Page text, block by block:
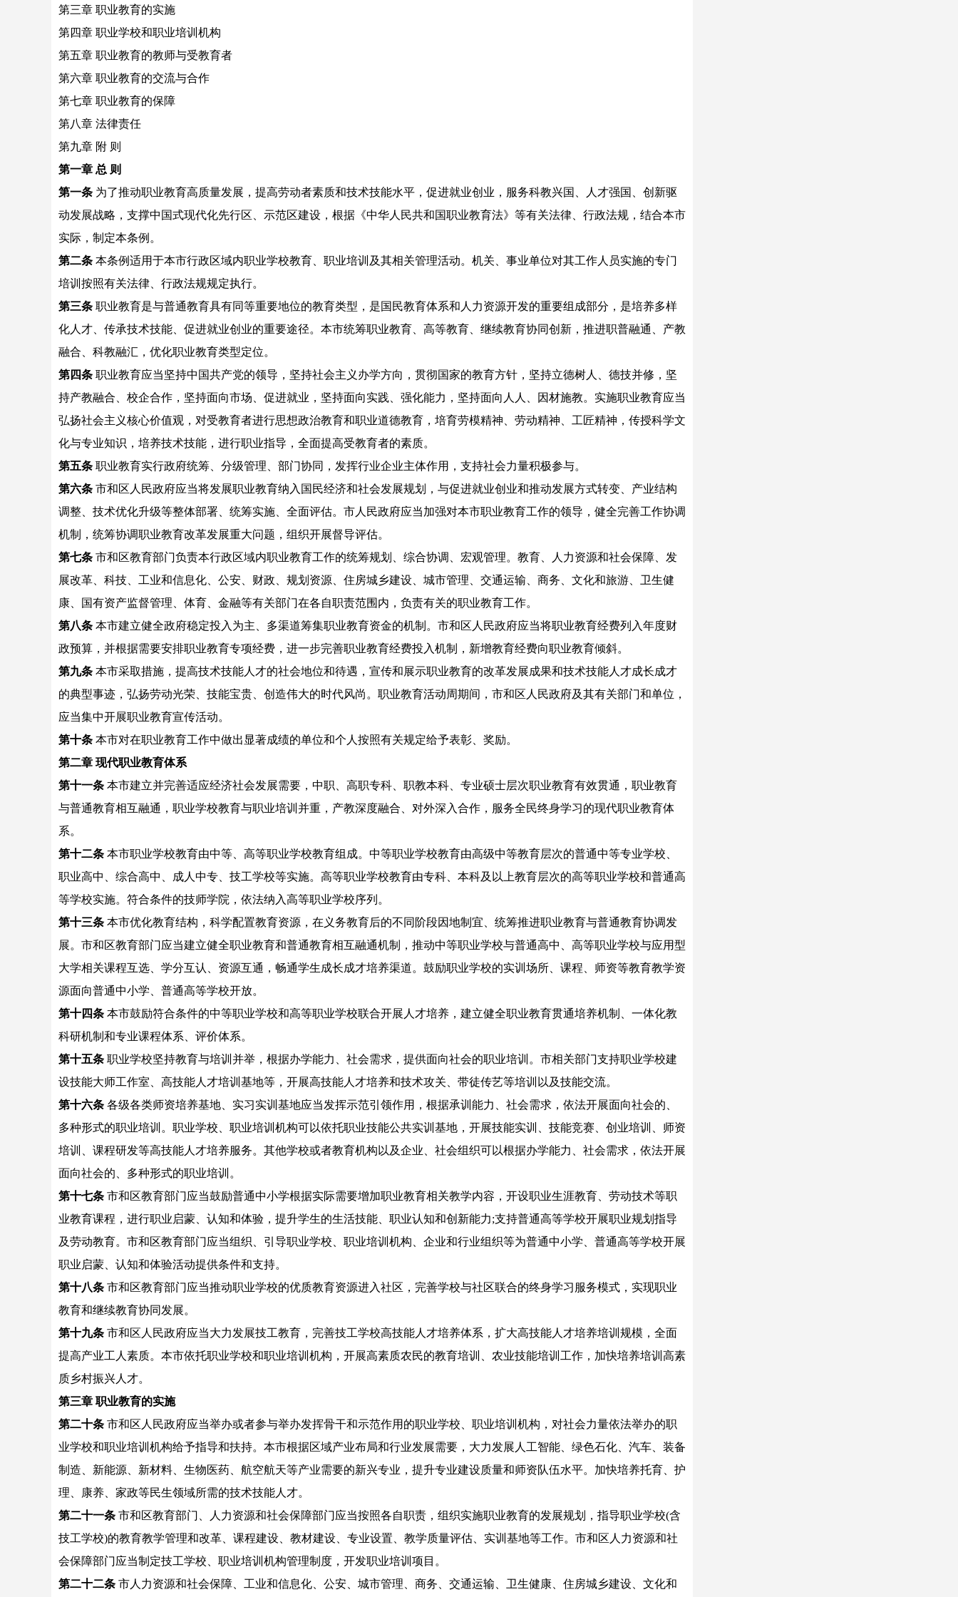
第三章 职业教育的实施
第四章 职业学校和职业培训机构
第五章 职业教育的教师与受教育者
第六章 职业教育的交流与合作
第七章 职业教育的保障
第八章 法律责任
第九章 附 则
第一章 总 则
第一条 为了推动职业教育高质量发展，提高劳动者素质和技术技能水平，促进就业创业，服务科教兴国、人才强国、创新驱
动发展战略，支撑中国式现代化先行区、示范区建设，根据《中华人民共和国职业教育法》等有关法律、行政法规，结合本市
实际，制定本条例。
第二条 本条例适用于本市行政区域内职业学校教育、职业培训及其相关管理活动。机关、事业单位对其工作人员实施的专门
培训按照有关法律、行政法规规定执行。
第三条 职业教育是与普通教育具有同等重要地位的教育类型，是国民教育体系和人力资源开发的重要组成部分，是培养多样
化人才、传承技术技能、促进就业创业的重要途径。本市统筹职业教育、高等教育、继续教育协同创新，推进职普融通、产教
融合、科教融汇，优化职业教育类型定位。
第四条 职业教育应当坚持中国共产党的领导，坚持社会主义办学方向，贯彻国家的教育方针，坚持立德树人、德技并修，坚
持产教融合、校企合作，坚持面向市场、促进就业，坚持面向实践、强化能力，坚持面向人人、因材施教。实施职业教育应当
弘扬社会主义核心价值观，对受教育者进行思想政治教育和职业道德教育，培育劳模精神、劳动精神、工匠精神，传授科学文
化与专业知识，培养技术技能，进行职业指导，全面提高受教育者的素质。
第五条 职业教育实行政府统筹、分级管理、部门协同，发挥行业企业主体作用，支持社会力量积极参与。
第六条 市和区人民政府应当将发展职业教育纳入国民经济和社会发展规划，与促进就业创业和推动发展方式转变、产业结构
调整、技术优化升级等整体部署、统筹实施、全面评估。市人民政府应当加强对本市职业教育工作的领导，健全完善工作协调
机制，统筹协调职业教育改革发展重大问题，组织开展督导评估。
第七条 市和区教育部门负责本行政区域内职业教育工作的统筹规划、综合协调、宏观管理。教育、人力资源和社会保障、发
展改革、科技、工业和信息化、公安、财政、规划资源、住房城乡建设、城市管理、交通运输、商务、文化和旅游、卫生健
康、国有资产监督管理、体育、金融等有关部门在各自职责范围内，负责有关的职业教育工作。
第八条 本市建立健全政府稳定投入为主、多渠道筹集职业教育资金的机制。市和区人民政府应当将职业教育经费列入年度财
政预算，并根据需要安排职业教育专项经费，进一步完善职业教育经费投入机制，新增教育经费向职业教育倾斜。
第九条 本市采取措施，提高技术技能人才的社会地位和待遇，宣传和展示职业教育的改革发展成果和技术技能人才成长成才
的典型事迹，弘扬劳动光荣、技能宝贵、创造伟大的时代风尚。职业教育活动周期间，市和区人民政府及其有关部门和单位，
应当集中开展职业教育宣传活动。
第十条 本市对在职业教育工作中做出显著成绩的单位和个人按照有关规定给予表彰、奖励。
第二章 现代职业教育体系
第十一条 本市建立并完善适应经济社会发展需要，中职、高职专科、职教本科、专业硕士层次职业教育有效贯通，职业教育
与普通教育相互融通，职业学校教育与职业培训并重，产教深度融合、对外深入合作，服务全民终身学习的现代职业教育体
系。
第十二条 本市职业学校教育由中等、高等职业学校教育组成。中等职业学校教育由高级中等教育层次的普通中等专业学校、
职业高中、综合高中、成人中专、技工学校等实施。高等职业学校教育由专科、本科及以上教育层次的高等职业学校和普通高
等学校实施。符合条件的技师学院，依法纳入高等职业学校序列。
第十三条 本市优化教育结构，科学配置教育资源，在义务教育后的不同阶段因地制宜、统筹推进职业教育与普通教育协调发
展。市和区教育部门应当建立健全职业教育和普通教育相互融通机制，推动中等职业学校与普通高中、高等职业学校与应用型
大学相关课程互选、学分互认、资源互通，畅通学生成长成才培养渠道。鼓励职业学校的实训场所、课程、师资等教育教学资
源面向普通中小学、普通高等学校开放。
第十四条 本市鼓励符合条件的中等职业学校和高等职业学校联合开展人才培养，建立健全职业教育贯通培养机制、一体化教
科研机制和专业课程体系、评价体系。
第十五条 职业学校坚持教育与培训并举，根据办学能力、社会需求，提供面向社会的职业培训。市相关部门支持职业学校建
设技能大师工作室、高技能人才培训基地等，开展高技能人才培养和技术攻关、带徒传艺等培训以及技能交流。
第十六条 各级各类师资培养基地、实习实训基地应当发挥示范引领作用，根据承训能力、社会需求，依法开展面向社会的、
多种形式的职业培训。职业学校、职业培训机构可以依托职业技能公共实训基地，开展技能实训、技能竞赛、创业培训、师资
培训、课程研发等高技能人才培养服务。其他学校或者教育机构以及企业、社会组织可以根据办学能力、社会需求，依法开展
面向社会的、多种形式的职业培训。
第十七条 市和区教育部门应当鼓励普通中小学根据实际需要增加职业教育相关教学内容，开设职业生涯教育、劳动技术等职
业教育课程，进行职业启蒙、认知和体验，提升学生的生活技能、职业认知和创新能力;支持普通高等学校开展职业规划指导
及劳动教育。市和区教育部门应当组织、引导职业学校、职业培训机构、企业和行业组织等为普通中小学、普通高等学校开展
职业启蒙、认知和体验活动提供条件和支持。
第十八条 市和区教育部门应当推动职业学校的优质教育资源进入社区，完善学校与社区联合的终身学习服务模式，实现职业
教育和继续教育协同发展。
第十九条 市和区人民政府应当大力发展技工教育，完善技工学校高技能人才培养体系，扩大高技能人才培养培训规模，全面
提高产业工人素质。本市依托职业学校和职业培训机构，开展高素质农民的教育培训、农业技能培训工作，加快培养培训高素
质乡村振兴人才。
第三章 职业教育的实施
第二十条 市和区人民政府应当举办或者参与举办发挥骨干和示范作用的职业学校、职业培训机构，对社会力量依法举办的职
业学校和职业培训机构给予指导和扶持。本市根据区域产业布局和行业发展需要，大力发展人工智能、绿色石化、汽车、装备
制造、新能源、新材料、生物医药、航空航天等产业需要的新兴专业，提升专业建设质量和师资队伍水平。加快培养托育、护
理、康养、家政等民生领域所需的技术技能人才。
第二十一条 市和区教育部门、人力资源和社会保障部门应当按照各自职责，组织实施职业教育的发展规划，指导职业学校(含
技工学校)的教育教学管理和改革、课程建设、教材建设、专业设置、教学质量评估、实训基地等工作。市和区人力资源和社
会保障部门应当制定技工学校、职业培训机构管理制度，开发职业培训项目。
第二十二条 市人力资源和社会保障、工业和信息化、公安、城市管理、商务、交通运输、卫生健康、住房城乡建设、文化和